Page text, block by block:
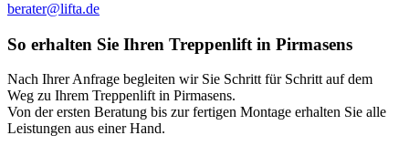
berater@lifta.de
So erhalten Sie Ihren Treppenlift in Pirmasens
Nach Ihrer Anfrage begleiten wir Sie Schritt für Schritt auf dem
Weg zu Ihrem Treppenlift in Pirmasens.
Von der ersten Beratung bis zur fertigen Montage erhalten Sie alle
Leistungen aus einer Hand.